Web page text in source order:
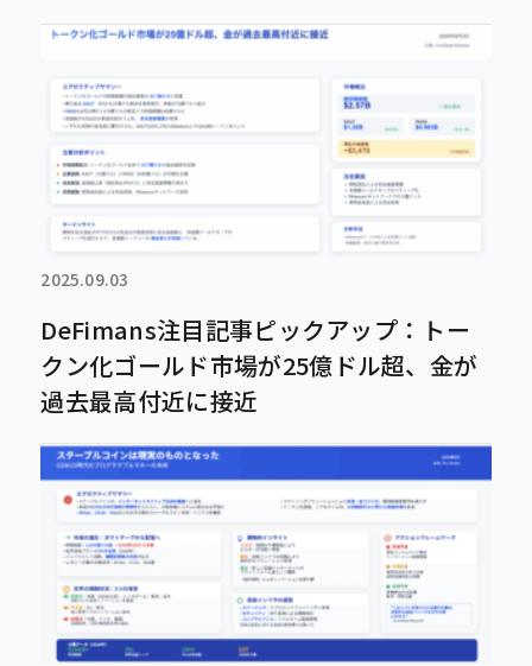
2025.09.03
DeFimans注目記事ピックアップ：トー
クン化ゴールド市場が25億ドル超、金が
過去最高付近に接近